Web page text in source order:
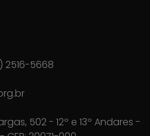
2516-5668
502 - 12º e 13º Andares -